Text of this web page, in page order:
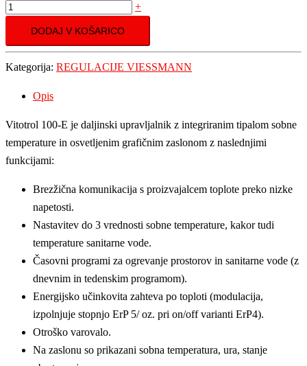
+
DODAJ V KOŠARICO
Kategorija: REGULACIJE VIESSMANN
Opis
Vitotrol 100-E je daljinski upravljalnik z integriranim tipalom sobne
temperature in osvetljenim grafičnim zaslonom z naslednjimi
funkcijami:
Brezžična komunikacija s proizvajalcem toplote preko nizke
napetosti.
Nastavitev do 3 vrednosti sobne temperature, kakor tudi
temperature sanitarne vode.
Časovni programi za ogrevanje prostorov in sanitarne vode (z
dnevnim in tedenskim programom).
Energijsko učinkovita zahteva po toploti (modulacija,
izpolnjuje stopnjo ErP 5/ oz. pri on/off varianti ErP4).
Otroško varovalo.
Na zaslonu so prikazani sobna temperatura, ura, stanje